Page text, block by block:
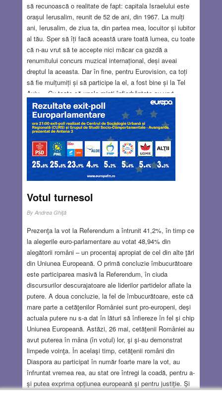
să recunoască o realitate de fapt: capitala Israelului este
orașul Ierusalim, reunit de 52 de ani, din 1967. La mulți
ani, Ierusalim, de ziua ta, din partea mea, locuitor și iubitor
al tău. Sper să îți facă această urare toată lumea, cu toate
că n-au vrut să te accepte nici măcar ca gazdă a
renumitului concurs muzical internațional, deși aveai
dreptul la aceasta. Dar în fine, pentru Eurovision, ca toți
să fie mulțumiți și să participe la el, a fost bine și la Tel
Aviv… Cu toate că unele minți înfierbântate au vrut
boicoteze și Tel-Aviv, spunând că este pe un teritoriu
ocupat (?!). Bunicii noștri ar fi spus: Oy, veys mir!
Meșighene kopf! Ghevolt!
Read more…
MAY 20, 2019 4 COMMENTS
Votul turnesol
By Andrea Ghiţă
Prezenţa la vot la Referendum a întrunit 41,2%, în timp ce
la alegerile euro-parlamentare au votat 48,94% din
alegătorii români – un procentaj apropiat de cel din alte ţări
din Uniunea Europeană. O primă concluzie îmbucurătoare
este participarea masivă la Referendum, în ciuda
discursurilor descurajatoare ale liderilor partidelor aflate la
putere. A doua concluzie, la fel de îmbucurătoare, este că
mare parte a cetăţenilor României sunt pro-europeni, deşi
actuala putere nu s-a dat în lături să înfiereze în fel şi chip
Uniunea Europeană. Astăzi, 26 mai, cetăţenii României au
avut puterea în mâna (în votul) lor, şi şi-au demonstrat
limpede voinţa. În acelaşi timp, cetăţenii români din
Diaspora au participat în număr foarte mare la vot, au
înfruntat vremea rea, au stat ore întregi la coadă, pentru a-
şi putea exprima opţiunea europeană şi pentru justiţie. Şi